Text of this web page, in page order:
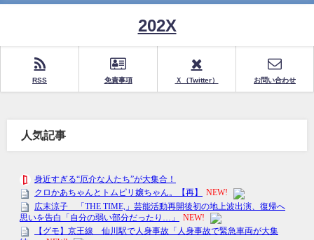
202X
RSS 免責事項 Ｘ（Twitter） お問い合わせ
人気記事